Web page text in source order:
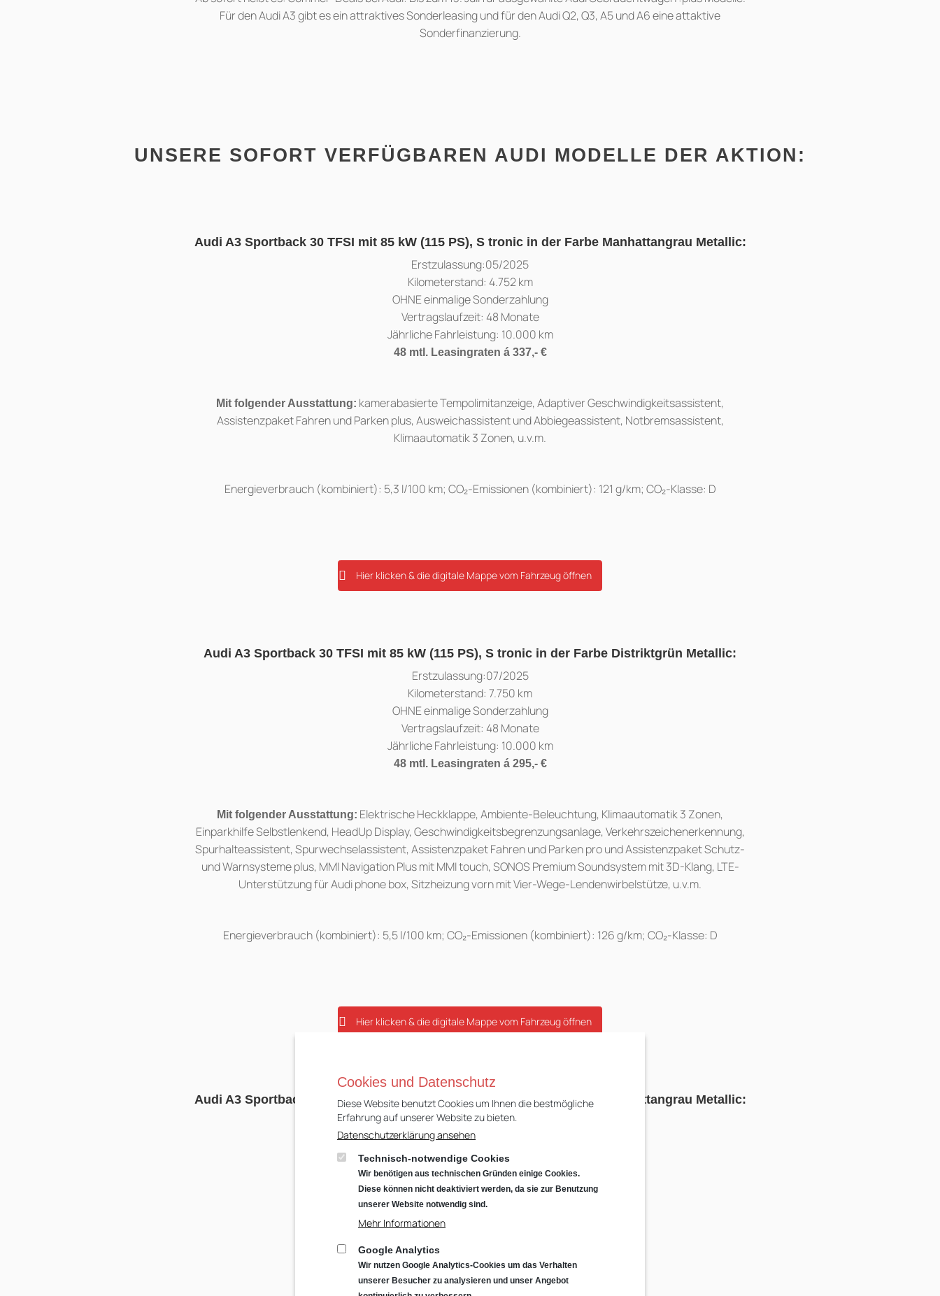
Für den Audi A3 gibt es ein attraktives Sonderleasing und für den Audi Q2, Q3, A5 und A6 eine attaktive
Sonderfinanzierung.
UNSERE SOFORT VERFÜGBAREN AUDI MODELLE DER AKTION:
Audi A3 Sportback 30 TFSI mit 85 kW (115 PS), S tronic in der Farbe Manhattangrau Metallic:
Erstzulassung:05/2025
Kilometerstand: 4.752 km
OHNE einmalige Sonderzahlung
Vertragslaufzeit: 48 Monate
Jährliche Fahrleistung: 10.000 km
48 mtl. Leasingraten á 337,- €
Mit folgender Ausstattung: kamerabasierte Tempolimitanzeige, Adaptiver Geschwindigkeitsassistent,
Assistenzpaket Fahren und Parken plus, Ausweichassistent und Abbiegeassistent, Notbremsassistent,
Klimaautomatik 3 Zonen, u.v.m.
Energieverbrauch (kombiniert): 5,3 l/100 km; CO₂-Emissionen (kombiniert): 121 g/km; CO₂-Klasse: D
Hier klicken & die digitale Mappe vom Fahrzeug öffnen
Audi A3 Sportback 30 TFSI mit 85 kW (115 PS), S tronic in der Farbe Distriktgrün Metallic:
Erstzulassung:07/2025
Kilometerstand: 7.750 km
OHNE einmalige Sonderzahlung
Vertragslaufzeit: 48 Monate
Jährliche Fahrleistung: 10.000 km
48 mtl. Leasingraten á 295,- €
Mit folgender Ausstattung: Elektrische Heckklappe, Ambiente-Beleuchtung, Klimaautomatik 3 Zonen,
Einparkhilfe Selbstlenkend, HeadUp Display, Geschwindigkeitsbegrenzungsanlage, Verkehrszeichenerkennung,
Spurhalteassistent, Spurwechselassistent, Assistenzpaket Fahren und Parken pro und Assistenzpaket Schutz-
und Warnsysteme plus, MMI Navigation Plus mit MMI touch, SONOS Premium Soundsystem mit 3D-Klang, LTE-
Unterstützung für Audi phone box, Sitzheizung vorn mit Vier-Wege-Lendenwirbelstütze, u.v.m.
Energieverbrauch (kombiniert): 5,5 l/100 km; CO₂-Emissionen (kombiniert): 126 g/km; CO₂-Klasse: D
Hier klicken & die digitale Mappe vom Fahrzeug öffnen
Audi A3 Sportback 30 TFSI mit 85 kW (115 PS), S tronic in der Farbe Manhattangrau Metallic:
Erstzulassung:01/2025
Kilometerstand: 1.800 km
OHNE einmalige Sonderzahlung
Vertragslaufzeit: 48 Monate
Jährliche Fahrleistung: 10.000 km
48 mtl. Leasingraten á 380,- €
oder als 0,99 %-Finanzierung:
Fahrzeugpreis: 34.998,- €
Cookies und Datenschutz
Diese Website benutzt Cookies um Ihnen die bestmögliche
Erfahrung auf unserer Website zu bieten.
Datenschutzerklärung ansehen
Technisch-notwendige Cookies
Wir benötigen aus technischen Gründen einige Cookies.
Diese können nicht deaktiviert werden, da sie zur Benutzung
unserer Website notwendig sind.
Mehr Informationen
Google Analytics
Wir nutzen Google Analytics-Cookies um das Verhalten
unserer Besucher zu analysieren und unser Angebot